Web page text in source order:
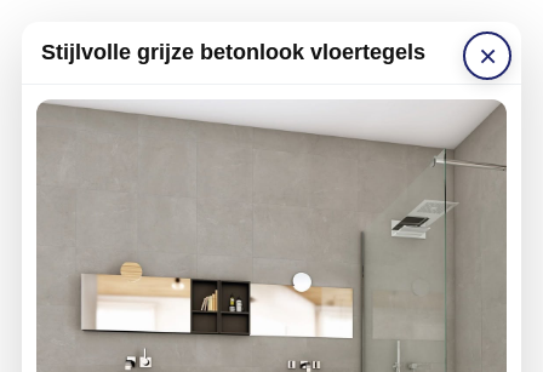
×
Stijlvolle grijze betonlook vloertegels